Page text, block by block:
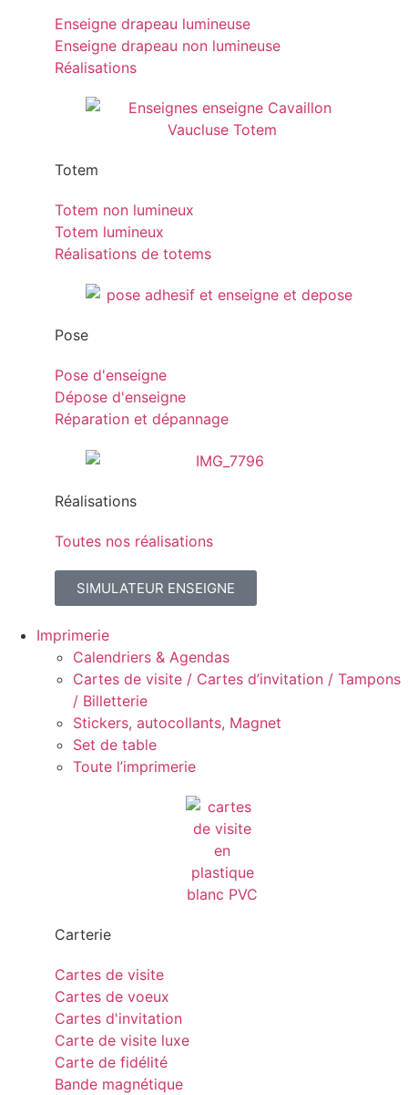
Enseigne drapeau lumineuse
Enseigne drapeau non lumineuse
Réalisations
Totem
Totem non lumineux
Totem lumineux
Réalisations de totems
Pose
Pose d'enseigne
Dépose d'enseigne
Réparation et dépannage
Réalisations
Toutes nos réalisations
SIMULATEUR ENSEIGNE
Imprimerie
Calendriers & Agendas
Cartes de visite / Cartes d’invitation / Tampons
/ Billetterie
Stickers, autocollants, Magnet
Set de table
Toute l’imprimerie
Carterie
Cartes de visite
Cartes de voeux
Cartes d'invitation
Carte de visite luxe
Carte de fidélité
Bande magnétique